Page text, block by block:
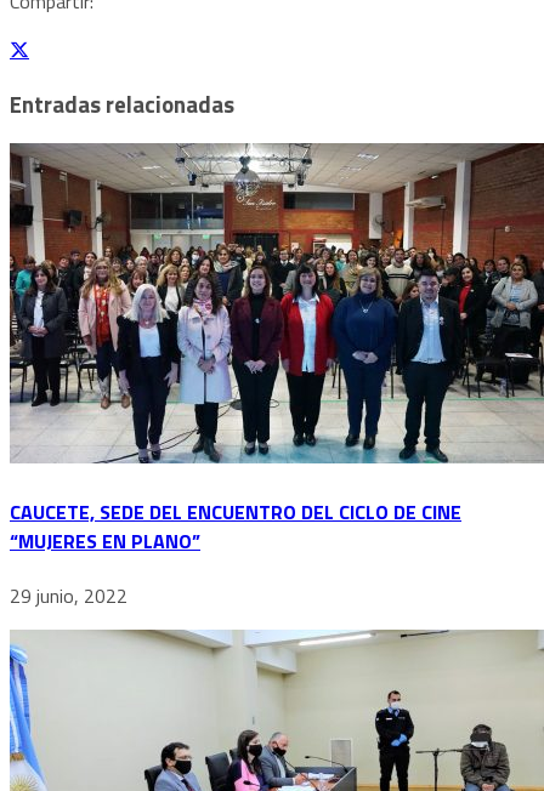
Entradas relacionadas
CAUCETE, SEDE DEL ENCUENTRO DEL CICLO DE CINE
“MUJERES EN PLANO”
29 junio, 2022